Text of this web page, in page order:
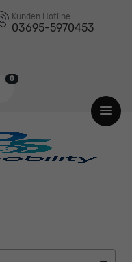
Kunden Hotline
03695-5970453
0